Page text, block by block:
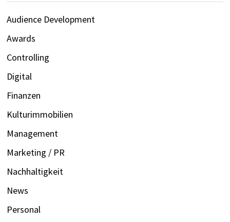
Audience Development
Awards
Controlling
Digital
Finanzen
Kulturimmobilien
Management
Marketing / PR
Nachhaltigkeit
News
Personal